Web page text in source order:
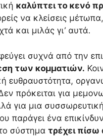
καλύπτει το κενό
να κλείσεις
και μιλάς γι’ αυτά.
συχνά από την
των κομματιών.
ευθραυστότητα,
πρόκειται για
για μια συσσωρευτική
παράγει ένα
σύστημα τρέχει πίσω